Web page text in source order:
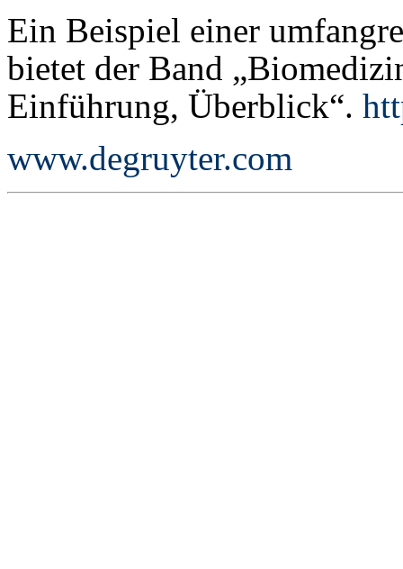
Ein Beispiel einer
bietet der Band
Einführung, Überblick“.
www.degruyter.com